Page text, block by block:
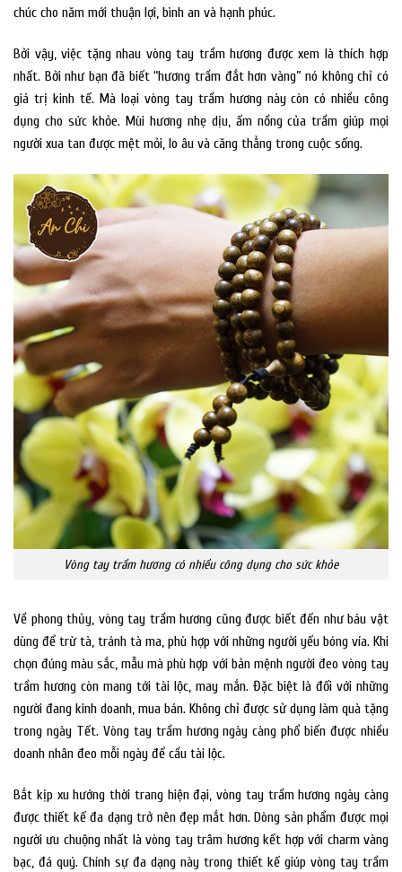
chúc cho năm mới thuận lợi, bình an và hạnh phúc.
Bởi vậy, việc tặng nhau vòng tay trầm hương được xem là thích hợp
nhất. Bởi như bạn đã biết “hương trầm đắt hơn vàng” nó không chỉ có
giá trị kinh tế. Mà loại vòng tay trầm hương này còn có nhiều công
dụng cho sức khỏe. Mùi hương nhẹ dịu, ấm nồng của trầm giúp mọi
người xua tan được mệt mỏi, lo âu và căng thẳng trong cuộc sống.
Vòng tay trầm hương có nhiều công dụng cho sức khỏe
Về phong thủy, vòng tay trầm hương cũng được biết đến như báu vật
dùng để trừ tà, tránh tà ma, phù hợp với những người yếu bóng vía. Khi
chọn đúng màu sắc, mẫu mà phù hợp với bản mệnh người đeo vòng tay
trầm hương còn mang tới tài lộc, may mắn. Đặc biệt là đối với những
người đang kinh doanh, mua bán. Không chỉ được sử dụng làm quà tặng
trong ngày Tết. Vòng tay trầm hương ngày càng phổ biến được nhiều
doanh nhân đeo mỗi ngày để cầu tài lộc.
Bắt kịp xu hướng thời trang hiện đại, vòng tay trầm hương ngày càng
được thiết kế đa dạng trở nên đẹp mắt hơn. Dòng sản phẩm được mọi
người ưu chuộng nhất là vòng tay trâm hương kết hợp với charm vàng
bạc, đá quý. Chính sự đa dạng này trong thiết kế giúp vòng tay trầm